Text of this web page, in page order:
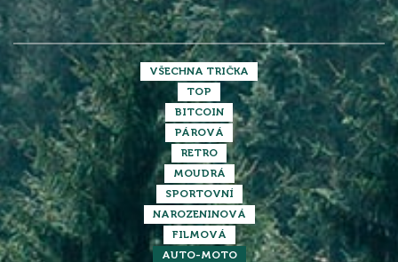
VŠECHNA TRIČKA
TOP
BITCOIN
PÁROVÁ
RETRO
MOUDRÁ
SPORTOVNÍ
NAROZENINOVÁ
FILMOVÁ
AUTO-MOTO